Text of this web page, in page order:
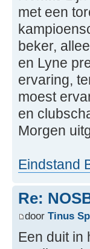
met een
beker,
en Lyne
ervaring,
moest
en
Morgen
Eindstand
Re:
door Tinus
Een duit in